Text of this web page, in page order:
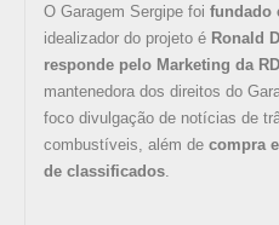
O Garagem Sergipe foi fundado
idealizador do projeto é Ronald
responde pelo Marketing da
mantenedora dos direitos do
foco divulgação de notícias de
combustíveis, além de compra
de classificados